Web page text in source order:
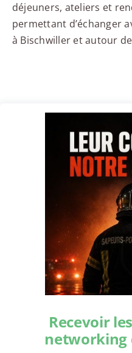
déjeuners, ateliers et
permettant d’échanger
à Bischwiller et autour
Recevoir
networking